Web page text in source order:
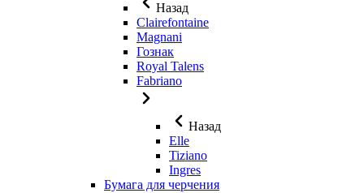
Назад
Clairefontaine
Magnani
Гознак
Royal Talens
Fabriano
Назад
Elle
Tiziano
Ingres
Бумага для черчения